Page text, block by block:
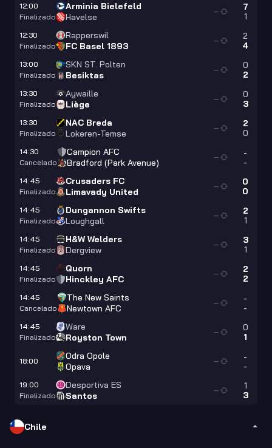
12:00
Finalizado
Arminia Bielefeld
Havelse
7
1
—
12:30
Finalizado
Rapperswil
FC Basel 1893
2
4
—
13:00
Finalizado
SKN ST. Polten
Besiktas
0
2
—
13:30
Finalizado
Aywaille
Liège
0
3
—
13:30
Finalizado
NAC Breda
Lokeren-Temse
2
0
—
14:30
Cancelado
Campion AFC
Bradford (Park Avenue)
-
-
—
14:45
Finalizado
Crusaders FC
Limavady United
0
0
—
14:45
Finalizado
Dungannon Swifts
Loughgall
2
1
—
14:45
Finalizado
H&W Welders
Dergview
3
1
—
14:45
Finalizado
Quorn
Hinckley AFC
2
2
—
14:45
Cancelado
The New Saints
Newtown AFC
-
-
—
14:45
Finalizado
Ware
Royston Town
0
1
—
18:00
Odra Opole
Opava
-
-
—
19:00
Finalizado
Desportiva ES
Santos
1
3
—
Chile